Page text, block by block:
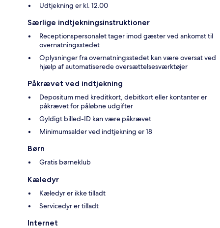
Udtjekning er kl. 12.00
Særlige indtjekningsinstruktioner
Receptionspersonalet tager imod gæster ved ankomst til
overnatningsstedet
Oplysninger fra overnatningsstedet kan være oversat ved
hjælp af automatiserede oversættelsesværktøjer
Påkrævet ved indtjekning
Depositum med kreditkort, debitkort eller kontanter er
påkrævet for påløbne udgifter
Gyldigt billed-ID kan være påkrævet
Minimumsalder ved indtjekning er 18
Børn
Gratis børneklub
Kæledyr
Kæledyr er ikke tilladt
Servicedyr er tilladt
Internet